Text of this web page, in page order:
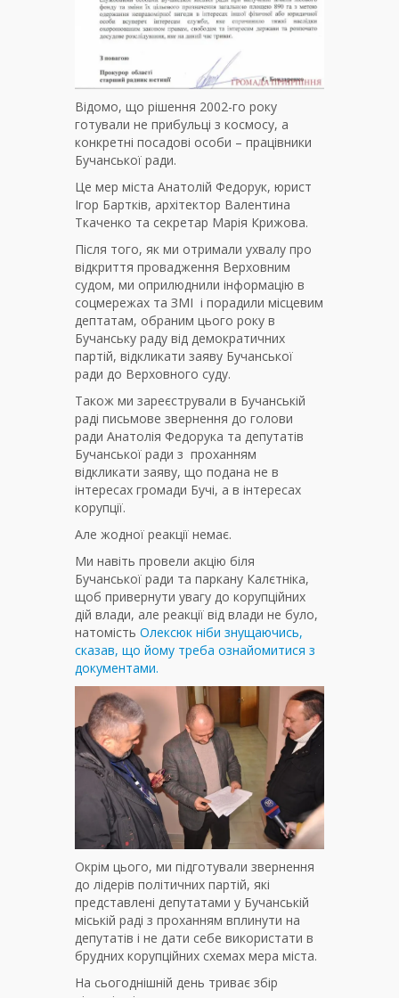
Відомо, що рішення 2002-го року
готували не прибульці з космосу, а
конкретні посадові особи – працівники
Бучанської ради.
Це мер міста Анатолій Федорук, юрист
Ігор Бартків, архітектор Валентина
Ткаченко та секретар Марія Крижова.
Після того, як ми отримали ухвалу про
відкриття провадження Верховним
судом, ми оприлюднили інформацію в
соцмережах та ЗМІ і порадили місцевим
дептатам, обраним цього року в
Бучанську раду від демократичних
партій, відкликати заяву Бучанської
ради до Верховного суду.
Також ми зареєстрували в Бучанській
раді письмове звернення до голови
ради Анатолія Федорука та депутатів
Бучанської ради з проханням
відкликати заяву, що подана не в
інтересах громади Бучі, а в інтересах
корупції.
Але жодної реакції немає.
Ми навіть провели акцію біля
Бучанської ради та паркану Калєтніка,
щоб привернути увагу до корупційних
дій влади, але реакції від влади не було,
натомість Олексюк ніби знущаючись,
сказав, що йому треба ознайомитися з
документами.
Окрім цього, ми підготували звернення
до лідерів політичних партій, які
представлені депутатами у Бучанській
міській раді з проханням вплинути на
депутатів і не дати себе використати в
брудних корупційних схемах мера міста.
На сьогоднішній день триває збір